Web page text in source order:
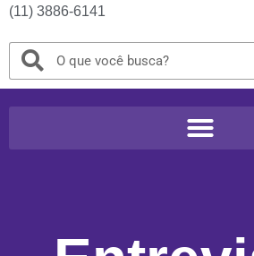
(11) 3886-6141